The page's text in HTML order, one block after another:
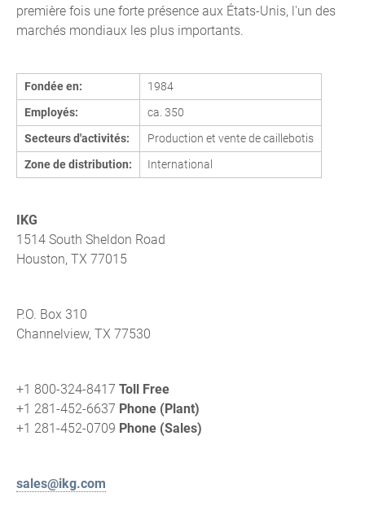
première fois une forte présence aux États-Unis, l'un des
marchés mondiaux les plus importants.
Fondée en:
1984
Employés:
ca. 350
Secteurs d'activités:
Production et vente de caillebotis
Zone de distribution:
International
IKG
1514 South Sheldon Road
Houston, TX 77015
P.O. Box 310
Channelview, TX 77530
+1 800-324-8417 Toll Free
+1 281-452-6637 Phone (Plant)
+1 281-452-0709 Phone (Sales)
sales@ikg.com